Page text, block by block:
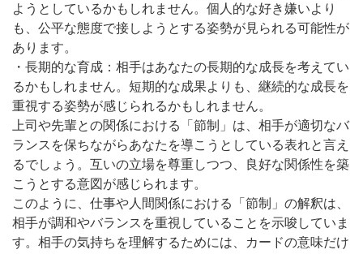
ようとしているかもしれません。個人的な好き嫌いより
も、公平な態度で接しようとする姿勢が見られる可能性が
あります。
・長期的な育成：相手はあなたの長期的な成長を考えてい
るかもしれません。短期的な成果よりも、継続的な成長を
重視する姿勢が感じられるかもしれません。
上司や先輩との関係における「節制」は、相手が適切なバ
ランスを保ちながらあなたを導こうとしている表れと言え
るでしょう。互いの立場を尊重しつつ、良好な関係性を築
こうとする意図が感じられます。
このように、仕事や人間関係における「節制」の解釈は、
相手が調和やバランスを重視していることを示唆していま
す。相手の気持ちを理解するためには、カードの意味だけ